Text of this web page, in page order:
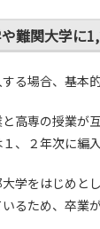
難関大学に
る場合、基本
高専の授業が
、２年次に編
学をはじめと
るため、卒業